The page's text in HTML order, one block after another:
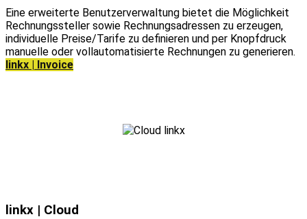
Eine erweiterte Benutzerverwaltung bietet die Möglichkeit
Rechnungssteller sowie Rechnungsadressen zu erzeugen,
individuelle Preise/Tarife zu definieren und per Knopfdruck
manuelle oder vollautomatisierte Rechnungen zu generieren.
linkx | Invoice
linkx | Cloud